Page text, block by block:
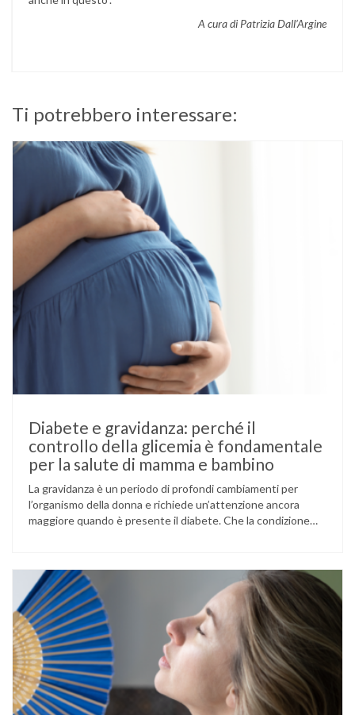
A cura di Patrizia Dall’Argine
Ti potrebbero interessare:
Diabete e gravidanza: perché il
controllo della glicemia è fondamentale
per la salute di mamma e bambino
La gravidanza è un periodo di profondi cambiamenti per
l’organismo della donna e richiede un’attenzione ancora
maggiore quando è presente il diabete. Che la condizione
volta durante la gestazione (diabete gestazionale),
mantenere …